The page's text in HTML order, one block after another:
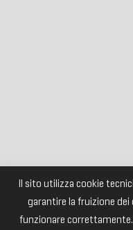
Il sito utilizza cookie
garantire la fruizione
funzionare